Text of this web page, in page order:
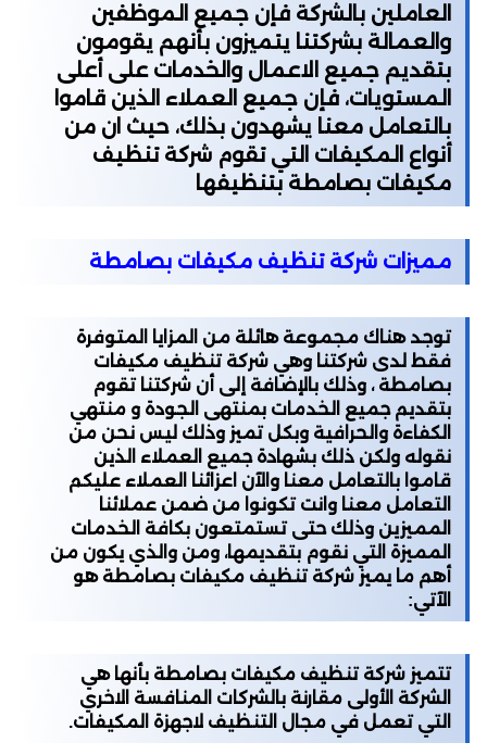
العاملين بالشركة فإن جميع الموظفين
والعمالة بشركتنا يتميزون بأنهم يقومون
بتقديم جميع الاعمال والخدمات على أعلى
المستويات، فإن جميع العملاء الذين قاموا
بالتعامل معنا يشهدون بذلك، حيث ان من
أنواع المكيفات التي تقوم شركة تنظيف
مكيفات بصامطة بتنظيفها
مميزات شركة تنظيف مكيفات بصامطة
توجد هناك مجموعة هائلة من المزايا المتوفرة
فقط لدى شركتنا وهي شركة تنظيف مكيفات
بصامطة ، وذلك بالإضافة إلى أن شركتنا تقوم
بتقديم جميع الخدمات بمنتهى الجودة و منتهي
الكفاءة والحرافية وبكل تميز وذلك ليس نحن من
نقوله ولكن ذلك بشهادة جميع العملاء الذين
قاموا بالتعامل معنا والآن اعزائنا العملاء عليكم
التعامل معنا وانت تكونوا من ضمن عملائنا
المميزين وذلك حتى تستمتعون بكافة الخدمات
المميزة التي نقوم بتقديمها، ومن والذي يكون من
أهم ما يميز شركة تنظيف مكيفات بصامطة هو
الآتي:
تتميز شركة تنظيف مكيفات بصامطة بأنها هي
الشركة الأولى مقارنة بالشركات المنافسة الاخري
التي تعمل في مجال التنظيف لاجهزة المكيفات.